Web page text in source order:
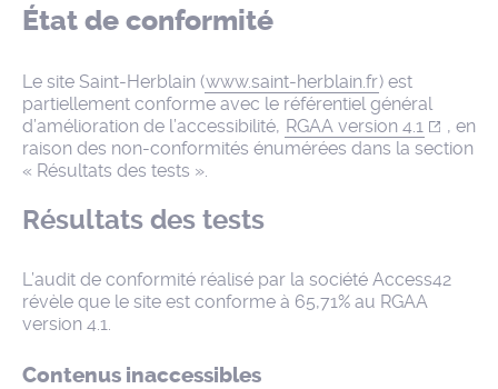
État de conformité
Le site Saint-Herblain (www.saint-herblain.fr) est
partiellement conforme avec le référentiel général
d’amélioration de l’accessibilité, RGAA version 4.1
, en
raison des non-conformités énumérées dans la section
« Résultats des tests ».
Résultats des tests
L’audit de conformité réalisé par la société Access42
révèle que le site est conforme à 65,71% au RGAA
version 4.1.
Contenus inaccessibles